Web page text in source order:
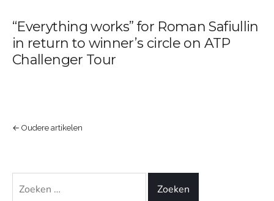
“Everything works” for Roman Safiullin
in return to winner’s circle on ATP
Challenger Tour
Berichtennavigatie
← Oudere artikelen
naar: